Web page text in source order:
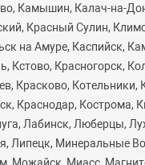
Камышин, Калач-на-
Красный Сулин,
на Амуре, Каспийск,
Кстово, Красногорск,
Красково, Котельники,
Краснодар, Кострома,
Лабинск, Люберцы,
Липецк, Минеральные